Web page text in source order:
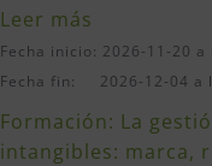
Leer más
Fecha inicio: 2026-11-20 a
Fecha fin: 2026-12-04 a
Formación: La
intangibles: marca,